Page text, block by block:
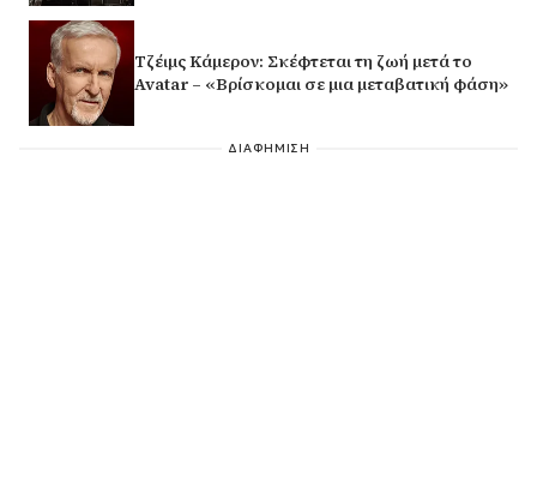
Τζέιμς Κάμερον: Σκέφτεται τη ζωή μετά το
Avatar – «Βρίσκομαι σε μια μεταβατική φάση»
ΔΙΑΦΗΜΙΣΗ